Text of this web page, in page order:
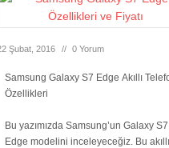
Şubat, 2016 // 0 Yorum
Samsung Galaxy S7 Edge Akıllı
Özellikleri
Bu yazımızda Samsung’un Galaxy S7
Edge modelini inceleyeceğiz. Bu akıllı